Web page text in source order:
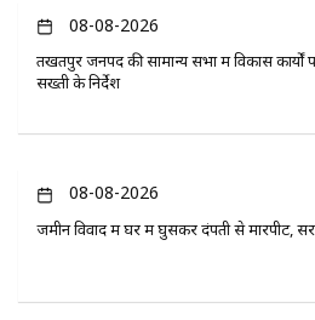
08-08-2026
तखतपुर जनपद की सामान्य सभा में विकास कार्यों
सख्ती के निर्देश
08-08-2026
जमीन विवाद में घर में घुसकर दंपती से मारपीट,